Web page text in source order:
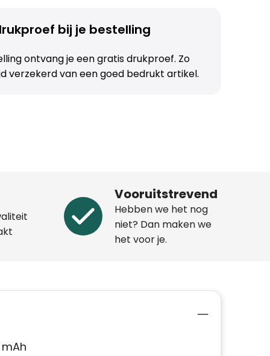
bij je bestelling
ontvang je een gratis drukproef. Zo
verzekerd van een goed bedrukt artikel.
Vooruitstrevend
Hebben we het nog
niet? Dan maken we
het voor je.